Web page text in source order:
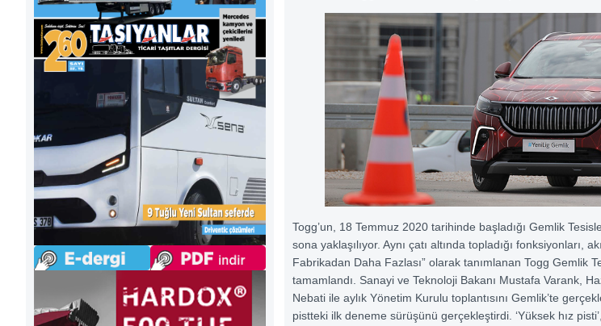
Togg’un, 18 Temmuz 2020 tarihinde başladığı Gemlik
sona yaklaşılıyor. Aynı çatı altında topladığı fonksiyonları,
Fabrikadan Daha Fazlası” olarak tanımlanan Togg Gemlik
tamamlandı. Sanayi ve Teknoloji Bakanı Mustafa Varank,
Nebati ile aylık Yönetim Kurulu toplantısını Gemlik’te
pistteki ilk deneme sürüşünü gerçekleştirdi. ‘Yüksek hız